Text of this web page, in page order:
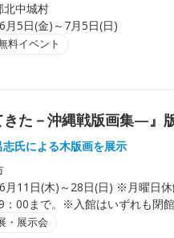
北中城村
月5日(金)～7月5日(日)
料イベント
た－沖縄戦版画集—』
氏による木版画を展示
月11日(木)～28日(日) ※月曜日
：00まで。※入館はいずれも閉
・展示会